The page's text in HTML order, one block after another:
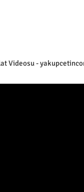
Videosu -